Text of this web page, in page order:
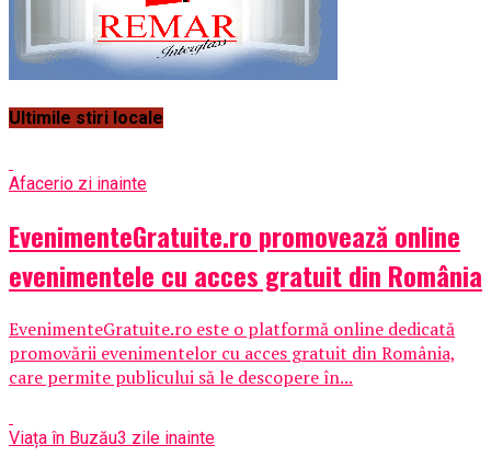
Ultimile stiri locale
Afacerio zi inainte
EvenimenteGratuite.ro promovează online
evenimentele cu acces gratuit din România
EvenimenteGratuite.ro este o platformă online dedicată
promovării evenimentelor cu acces gratuit din România,
care permite publicului să le descopere în...
Viața în Buzău3 zile inainte